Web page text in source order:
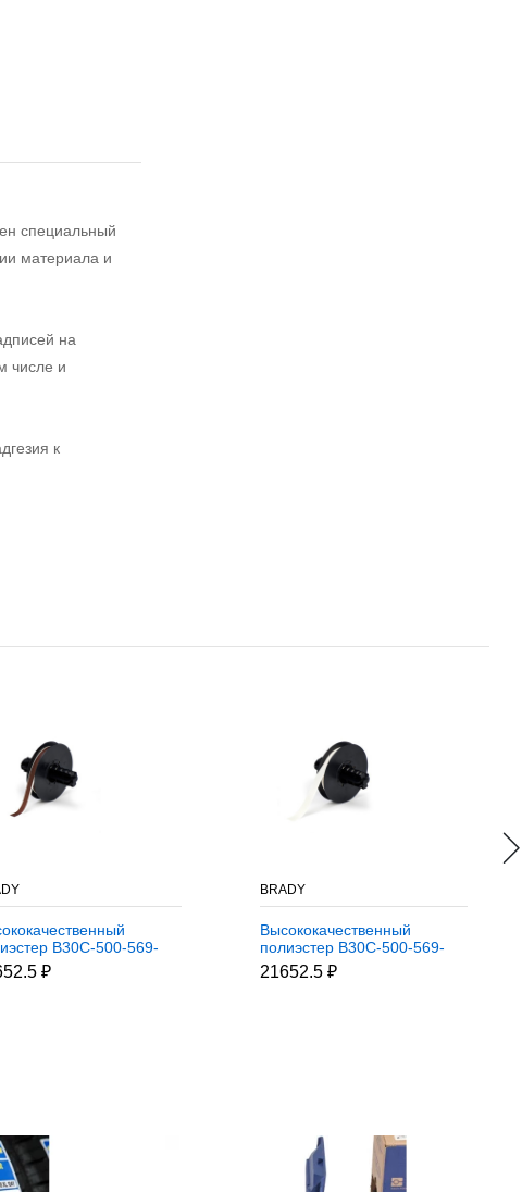
специальный
материала и
на
числе и
к
B30C-500-569-
коричневый, 12,7 мм *
м (BBP31/33/35/37)
₽
BRADY
Высококачественный
полиэстер B30C-500-569-
CL, прозрачный, 12,7 мм *
30,48 м (BBP31/33/35/37)
21652.5 ₽